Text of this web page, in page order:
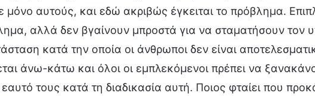
αυτούς, και εδώ ακριβώς έγκειται το πρόβλημα.
αλλά δεν βγαίνουν μπροστά για να σταματήσουν τον
κατά την οποία οι άνθρωποι δεν είναι
άνω-κάτω και όλοι οι εμπλεκόμενοι πρέπει να
τους κατά τη διαδικασία αυτή. Ποιος φταίει που